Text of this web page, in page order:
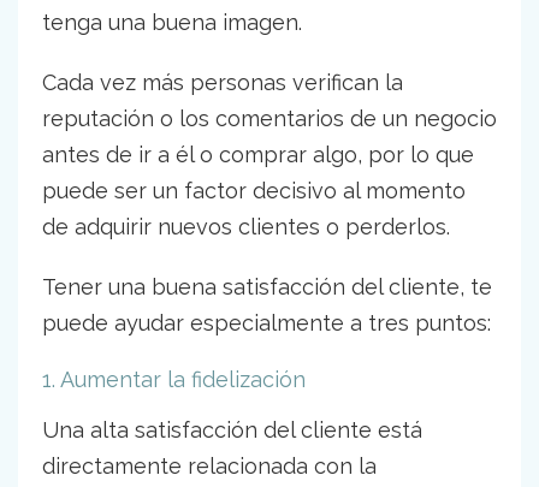
tenga una buena imagen.
Cada vez más personas verifican la
reputación o los comentarios de un negocio
antes de ir a él o comprar algo, por lo que
puede ser un factor decisivo al momento
de adquirir nuevos clientes o perderlos.
Tener una buena satisfacción del cliente, te
puede ayudar especialmente a tres puntos:
1. Aumentar la fidelización
Una alta satisfacción del cliente está
directamente relacionada con la